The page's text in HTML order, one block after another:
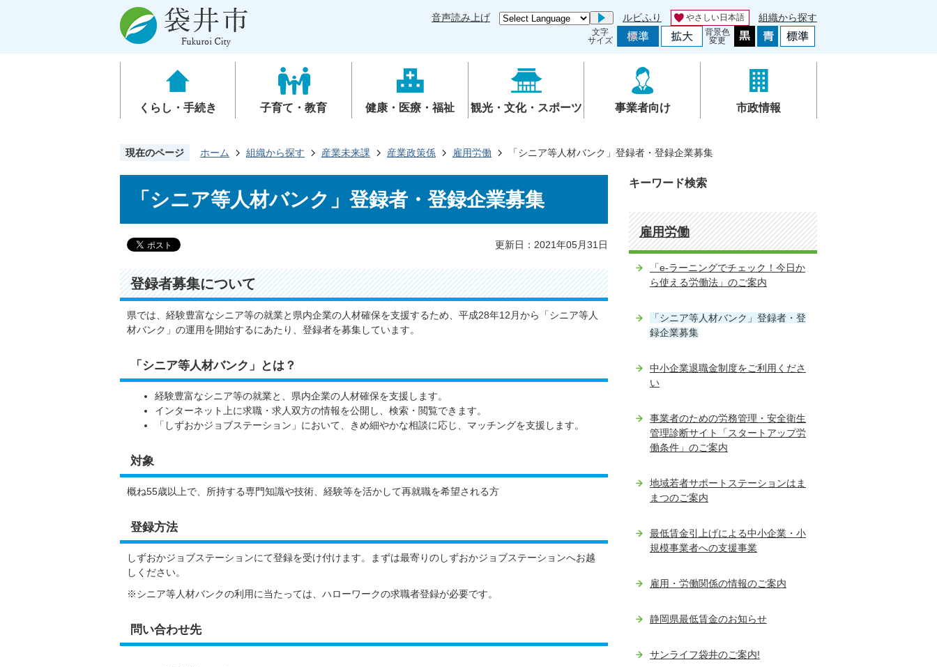
音声読み上げ Go ルビふり やさしい日本語 組織から探す
文字
サイズ
背景色
変更
くらし・手続き 子育て・教育 健康・医療・福祉 観光・文化・スポーツ 事業者向け 市政情報
現在のページ ホーム 組織から探す 産業未来課 産業政策係 雇用労働 「シニア等人材バンク」登録者・登録企業募集
「シニア等人材バンク」登録者・登録企業募集
更新日：2021年05月31日
登録者募集について
県では、経験豊富なシニア等の就業と県内企業の人材確保を支援するため、平成28年12月から「シニア等人
材バンク」の運用を開始するにあたり、登録者を募集しています。
「シニア等人材バンク」とは？
経験豊富なシニア等の就業と、県内企業の人材確保を支援します。
インターネット上に求職・求人双方の情報を公開し、検索・閲覧できます。
「しずおかジョブステーション」において、きめ細やかな相談に応じ、マッチングを支援します。
対象
概ね55歳以上で、所持する専門知識や技術、経験等を活かして再就職を希望される方
登録方法
しずおかジョブステーションにて登録を受け付けます。まずは最寄りのしずおかジョブステーションへお越
しください。
※シニア等人材バンクの利用に当たっては、ハローワークの求職者登録が必要です。
問い合わせ先
キーワード検索
雇用労働
「e-ラーニングでチェック！今日か
ら使える労働法」のご案内
「シニア等人材バンク」登録者・登
録企業募集
中小企業退職金制度をご利用くださ
い
事業者のための労務管理・安全衛生
管理診断サイト「スタートアップ労
働条件」のご案内
地域若者サポートステーションはま
まつのご案内
最低賃金引上げによる中小企業・小
規模事業者への支援事業
雇用・労働関係の情報のご案内
静岡県最低賃金のお知らせ
サンライフ袋井のご案内!